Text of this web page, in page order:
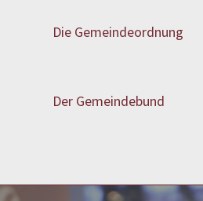
Die Gemeindeordnung
Der Gemeindebund